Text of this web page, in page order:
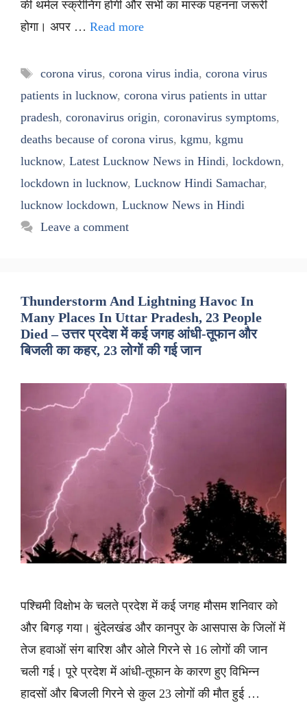
की थर्मल स्क्रीनिंग होगी और सभी का मास्क पहनना जरूरी
होगा। अपर … Read more
Tags
corona virus, corona virus india, corona virus
patients in lucknow, corona virus patients in uttar
pradesh, coronavirus origin, coronavirus symptoms,
deaths because of corona virus, kgmu, kgmu
lucknow, Latest Lucknow News in Hindi, lockdown,
lockdown in lucknow, Lucknow Hindi Samachar,
lucknow lockdown, Lucknow News in Hindi
Leave a comment
Thunderstorm And Lightning Havoc In
Many Places In Uttar Pradesh, 23 People
Died – उत्तर प्रदेश में कई जगह आंधी-तूफान और
बिजली का कहर, 23 लोगों की गई जान
पश्चिमी विक्षोभ के चलते प्रदेश में कई जगह मौसम शनिवार को
और बिगड़ गया। बुंदेलखंड और कानपुर के आसपास के जिलों में
तेज हवाओं संग बारिश और ओले गिरने से 16 लोगों की जान
चली गई। पूरे प्रदेश में आंधी-तूफान के कारण हुए विभिन्न
हादसों और बिजली गिरने से कुल 23 लोगों की मौत हुई …